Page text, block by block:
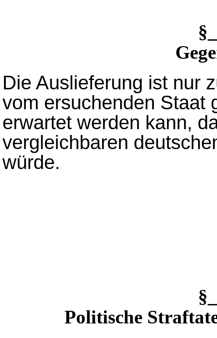
Die Auslieferung ist nur
vom ersuchenden Staat
erwartet werden kann,
vergleichbaren
würde.
Politische